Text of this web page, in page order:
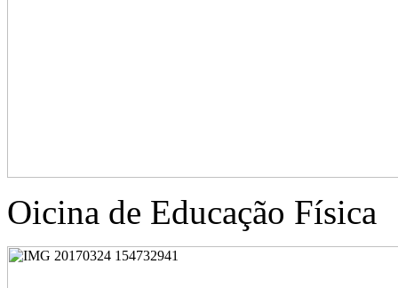
Oicina de Educação Física